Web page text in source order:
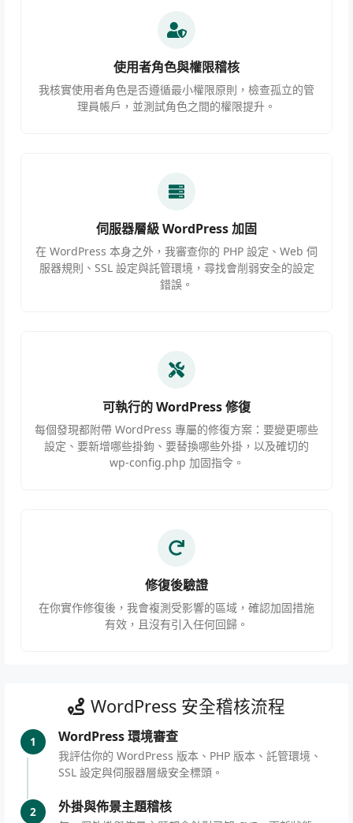
使用者角色與權限稽核
我核實使用者角色是否遵循最小權限原則，檢查孤立的管
理員帳戶，並測試角色之間的權限提升。
伺服器層級 WordPress 加固
在 WordPress 本身之外，我審查你的 PHP 設定、Web 伺
服器規則、SSL 設定與託管環境，尋找會削弱安全的設定
錯誤。
可執行的 WordPress 修復
每個發現都附帶 WordPress 專屬的修復方案：要變更哪些
設定、要新增哪些掛鉤、要替換哪些外掛，以及確切的
wp-config.php 加固指令。
修復後驗證
在你實作修復後，我會複測受影響的區域，確認加固措施
有效，且沒有引入任何回歸。
WordPress 安全稽核流程
1 WordPress 環境審查
我評估你的 WordPress 版本、PHP 版本、託管環境、
SSL 設定與伺服器層級安全標頭。
2 外掛與佈景主題稽核